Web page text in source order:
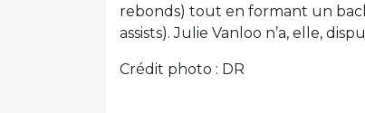
rebonds) tout en formant un
assists). Julie Vanloo n’a, elle,
Crédit photo : DR